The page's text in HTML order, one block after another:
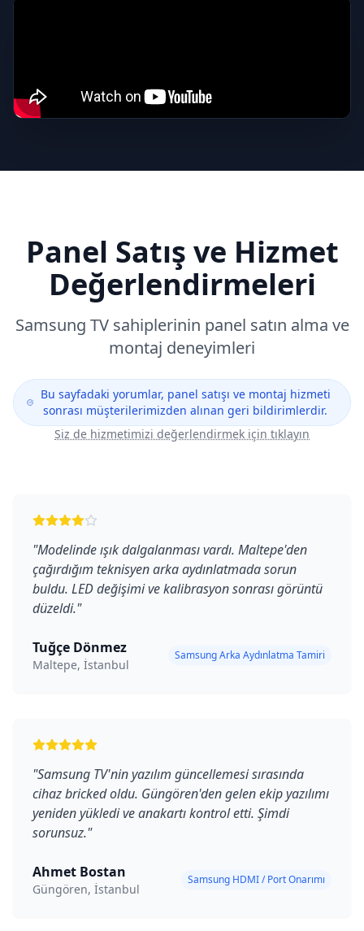
Panel Satış ve Hizmet
Değerlendirmeleri
Samsung TV sahiplerinin panel satın alma ve
montaj deneyimleri
Bu sayfadaki yorumlar, panel satışı ve montaj hizmeti
sonrası müşterilerimizden alınan geri bildirimlerdir.
Siz de hizmetimizi değerlendirmek için tıklayın
"Modelinde ışık dalgalanması vardı. Maltepe'den
çağırdığım teknisyen arka aydınlatmada sorun
buldu. LED değişimi ve kalibrasyon sonrası görüntü
düzeldi."
Tuğçe Dönmez
Maltepe, İstanbul
Samsung Arka Aydınlatma Tamiri
"Samsung TV'nin yazılım güncellemesi sırasında
cihaz bricked oldu. Güngören'den gelen ekip yazılımı
yeniden yükledi ve anakartı kontrol etti. Şimdi
sorunsuz."
Ahmet Bostan
Güngören, İstanbul
Samsung HDMI / Port Onarımı